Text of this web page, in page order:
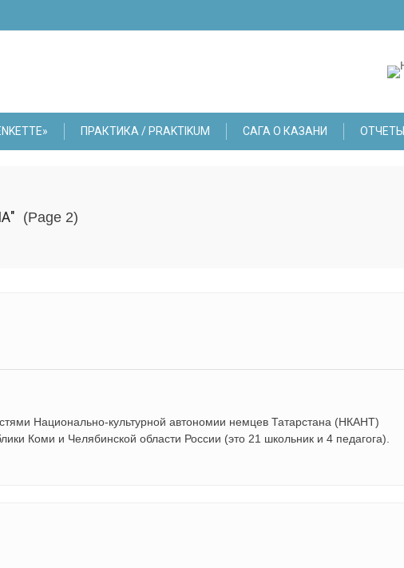
ПРАКТИКА / PRAKTIKUM САГА О КАЗАНИ ОТЧЕТЫ
(Page 2)
Национально-культурной автономии немцев Татарстана (НКАНТ)
Коми и Челябинской области России (это 21 школьник и 4 педагога).